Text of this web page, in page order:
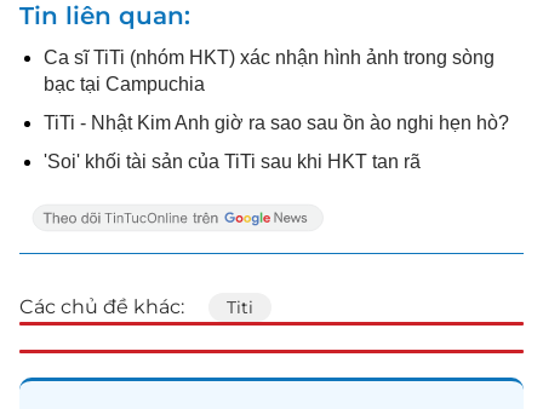
Tin liên quan
Ca sĩ TiTi (nhóm HKT) xác nhận hình ảnh trong sòng
bạc tại Campuchia
TiTi - Nhật Kim Anh giờ ra sao sau ồn ào nghi hẹn hò?
'Soi' khối tài sản của TiTi sau khi HKT tan rã
Các chủ đề khác: Titi